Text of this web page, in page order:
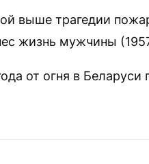
выше трагедии
жизнь мужчины
от огня в Беларуси